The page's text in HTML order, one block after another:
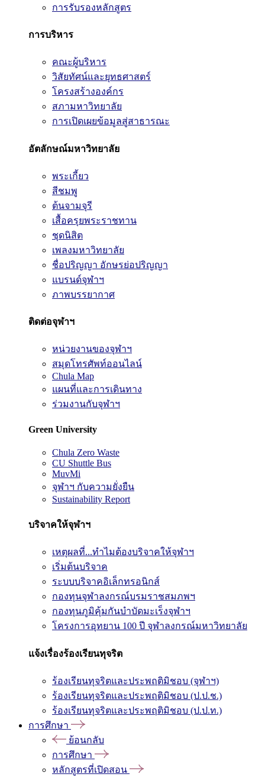
การรับรองหลักสูตร
การบริหาร
คณะผู้บริหาร
วิสัยทัศน์และยุทธศาสตร์
โครงสร้างองค์กร
สภามหาวิทยาลัย
การเปิดเผยข้อมูลสู่สาธารณะ
อัตลักษณ์มหาวิทยาลัย
พระเกี้ยว
สีชมพู
ต้นจามจุรี
เสื้อครุยพระราชทาน
ชุดนิสิต
เพลงมหาวิทยาลัย
ชื่อปริญญา อักษรย่อปริญญา
แบรนด์จุฬาฯ
ภาพบรรยากาศ
ติดต่อจุฬาฯ
หน่วยงานของจุฬาฯ
สมุดโทรศัพท์ออนไลน์
Chula Map
แผนที่และการเดินทาง
ร่วมงานกับจุฬาฯ
Green University
Chula Zero Waste
CU Shuttle Bus
MuvMi
จุฬาฯ กับความยั่งยืน
Sustainability Report
บริจาคให้จุฬาฯ
เหตุผลที่...ทำไมต้องบริจาคให้จุฬาฯ
เริ่มต้นบริจาค
ระบบบริจาคอิเล็กทรอนิกส์
กองทุนจุฬาลงกรณ์บรมราชสมภพฯ
กองทุนภูมิคุ้มกันบำบัดมะเร็งจุฬาฯ
โครงการอุทยาน 100 ปี จุฬาลงกรณ์มหาวิทยาลัย
แจ้งเรื่องร้องเรียนทุจริต
ร้องเรียนทุจริตและประพฤติมิชอบ (จุฬาฯ)
ร้องเรียนทุจริตและประพฤติมิชอบ (ป.ป.ช.)
ร้องเรียนทุจริตและประพฤติมิชอบ (ป.ป.ท.)
การศึกษา
ย้อนกลับ
การศึกษา
หลักสูตรที่เปิดสอน